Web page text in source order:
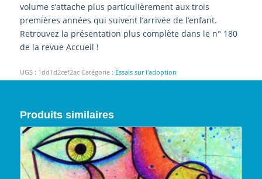
volume s’attache plus particulièrement aux trois
premières années qui suivent l’arrivée de l’enfant.
Retrouvez la présentation plus complète dans le n° 180
de la revue Accueil !
UGS : 1dd1d2cef2ac Catégorie : Essais sur l'adoption
Produits similaires